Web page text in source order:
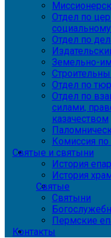
Отдел по
Отдел по
Земельно-
Отдел по
Отдел по
силами,
казачеством
Комиссия по
Святые и святыни
История
История
Святые
Святыни
Пермские
Контакты